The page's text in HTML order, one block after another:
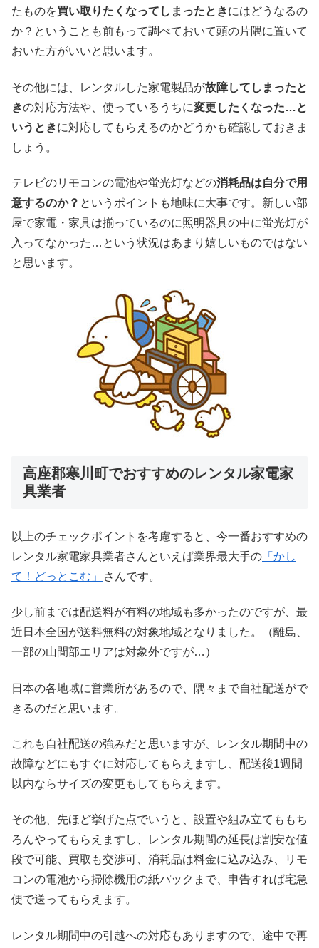
たものを買い取りたくなってしまったときにはどうなるの
か？ということも前もって調べておいて頭の片隅に置いて
おいた方がいいと思います。
その他には、レンタルした家電製品が故障してしまったと
きの対応方法や、使っているうちに変更したくなった…と
いうときに対応してもらえるのかどうかも確認しておきま
しょう。
テレビのリモコンの電池や蛍光灯などの消耗品は自分で用
意するのか？ というポイントも地味に大事です。新しい部
屋で家電・家具は揃っているのに照明器具の中に蛍光灯が
入ってなかった…という状況はあまり嬉しいものではない
と思います。
高座郡寒川町でおすすめのレンタル家電家
具業者
以上のチェックポイントを考慮すると、今一番おすすめの
レンタル家電家具業者さんといえば業界最大手の 「かし
て！どっとこむ」
さんです。
少し前までは配送料が有料の地域も多かったのですが、最
近日本全国が送料無料の対象地域となりました。（離島、
一部の山間部エリアは対象外ですが…）
日本の各地域に営業所があるので、隅々まで自社配送がで
きるのだと思います。
これも自社配送の強みだと思いますが、レンタル期間中の
故障などにもすぐに対応してもらえますし、配送後1週間
以内ならサイズの変更もしてもらえます。
その他、先ほど挙げた点でいうと、設置や組み立てももち
ろんやってもらえますし、レンタル期間の延長は割安な値
段で可能、買取も交渉可、消耗品は料金に込み込み、リモ
コンの電池から掃除機用の紙パックまで、申告すれば宅急
便で送ってもらえます。
レンタル期間中の引越への対応もありますので、途中で再